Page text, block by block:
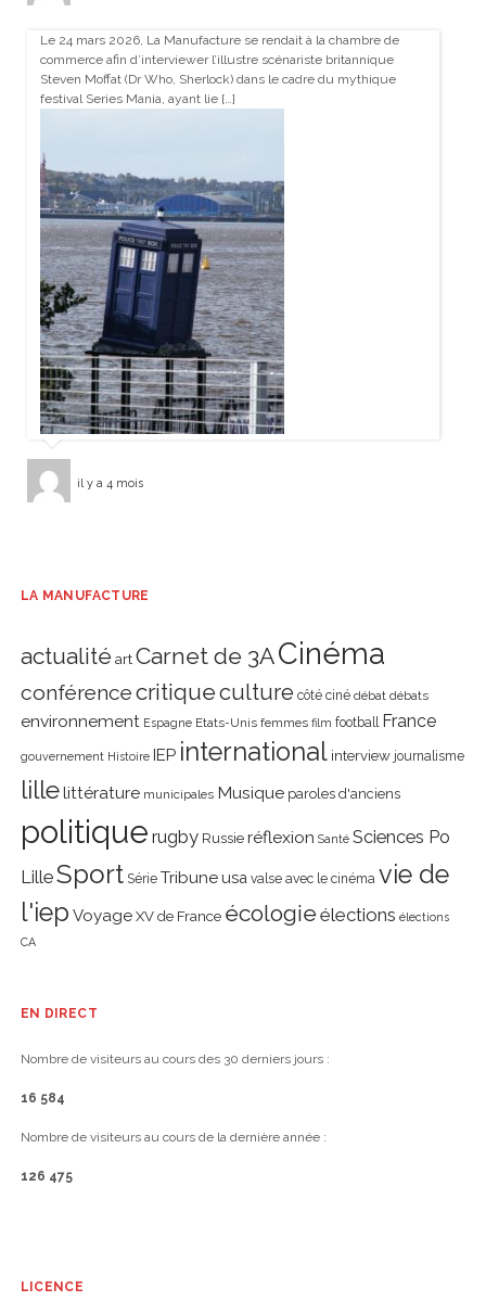
Le 24 mars 2026, La Manufacture se rendait à la chambre de
commerce afin d’interviewer l’illustre scénariste britannique
Steven Moffat (Dr Who, Sherlock) dans le cadre du mythique
festival Series Mania, ayant lie […]
il y a 4 mois
LA MANUFACTURE
actualité art Carnet de 3ACinéma
conférencecritiqueculture côté ciné débat débats
environnement Espagne Etats-Unis femmes film football France
gouvernement Histoire IEP international interview journalisme
lillelittérature municipales Musique paroles d'anciens
politique rugby Russie réflexion Santé Sciences Po
LilleSport Série Tribune usa valse avec le cinéma vie de
l'iep Voyage XV de France écologie élections élections
CA
EN DIRECT
Nombre de visiteurs au cours des 30 derniers jours :
16 584
Nombre de visiteurs au cours de la dernière année :
126 475
LICENCE